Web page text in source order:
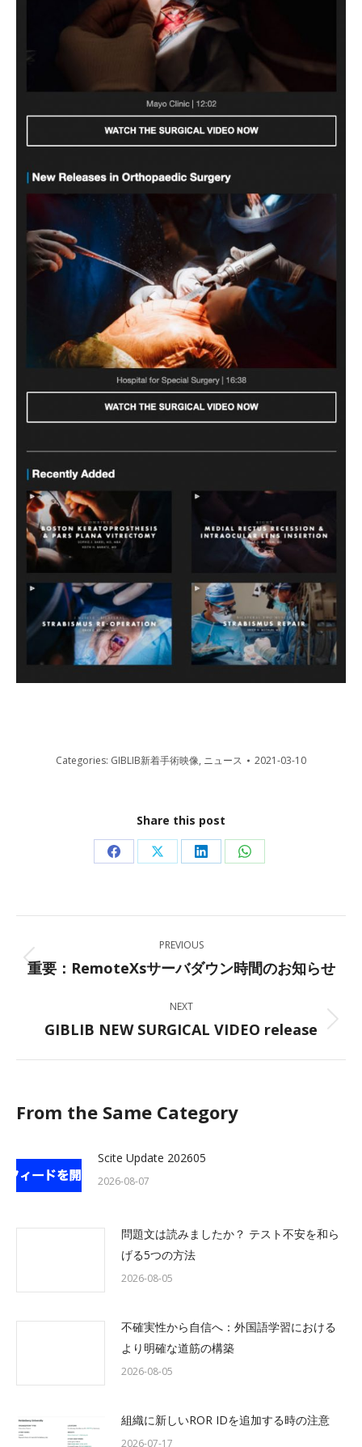
Categories: GIBLIB新着手術映像, ニュース 2021-03-10
Share this post
Share
Facebook
Share
X
Share
LinkedIn
Share
WhatsApp
navigation
PREVIOUS
Previous
重要：RemoteXsサーバダウン時間のお知らせ
NEXT
Next
GIBLIB NEW SURGICAL VIDEO release
From the Same Category
Scite Update 202605
2026-08-07
問題文は読みましたか？ テスト不安を和ら
げる5つの方法
2026-08-05
不確実性から自信へ：外国語学習における
より明確な道筋の構築
2026-08-05
組織に新しいROR IDを追加する時の注意
2026-07-17